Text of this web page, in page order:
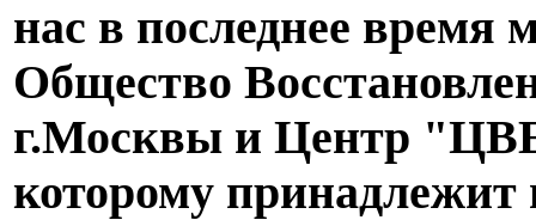
нас в последнее время
Общество
г.Москвы и Центр
которому